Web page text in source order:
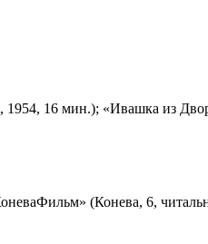
16 мин.); «Ивашка из
(Конева, 6,